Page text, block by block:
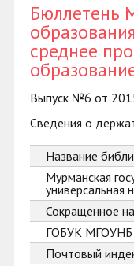
Бюллетень
среднее
Выпуск №6 от
Сведения о
Название
Мурманская
универсальная
Сокращенное
ГОБУК МГОУНБ
Почтовый